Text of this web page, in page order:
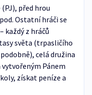
před hrou
Ostatní hráči se
každý z hráčů
světa (trpasličího
celá družina
Pánem
získat peníze a